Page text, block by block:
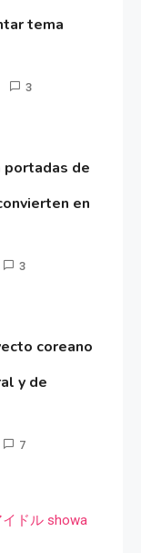
tema
3
portadas de
en
3
coreano
y de
7
ドル showa